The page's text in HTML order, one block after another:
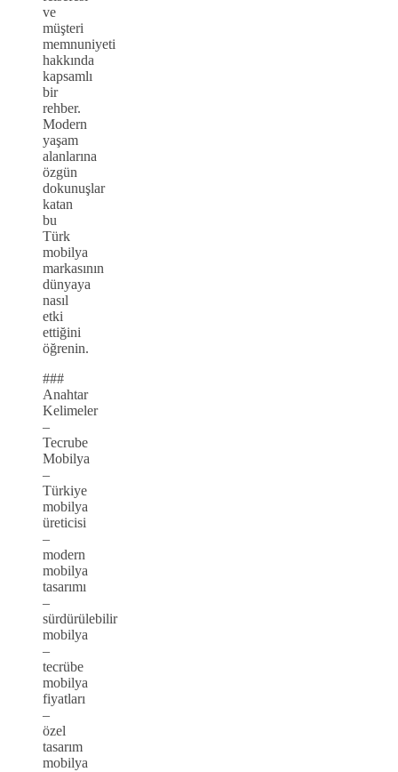
ve
müşteri
memnuniyeti
hakkında
kapsamlı
bir
rehber.
Modern
yaşam
alanlarına
özgün
dokunuşlar
katan
bu
Türk
mobilya
markasının
dünyaya
nasıl
etki
ettiğini
öğrenin.
###
Anahtar
Kelimeler
–
Tecrube
Mobilya
–
Türkiye
mobilya
üreticisi
–
modern
mobilya
tasarımı
–
sürdürülebilir
mobilya
–
tecrübe
mobilya
fiyatları
–
özel
tasarım
mobilya